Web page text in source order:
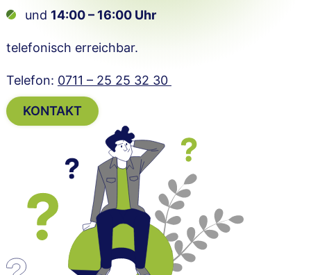
und14:00 – 16:00 Uhr
telefonisch erreichbar.
Telefon: 0711 – 25 25 32 30
KONTAKT